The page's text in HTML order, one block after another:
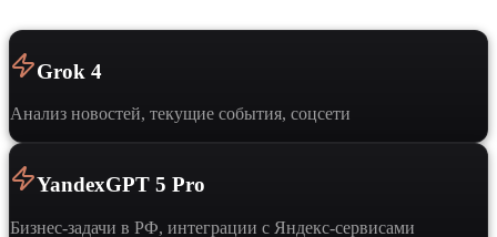
Grok 4
Анализ новостей, текущие события, соцсети
YandexGPT 5 Pro
Бизнес-задачи в РФ, интеграции с Яндекс-сервисами